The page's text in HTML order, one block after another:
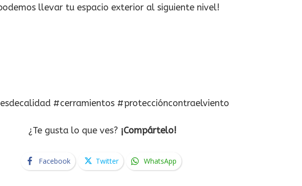
llevar tu espacio exterior al siguiente nivel!
#cerramientos #proteccióncontraelviento
¿Te gusta lo que ves? ¡Compártelo!
Facebook Twitter WhatsApp